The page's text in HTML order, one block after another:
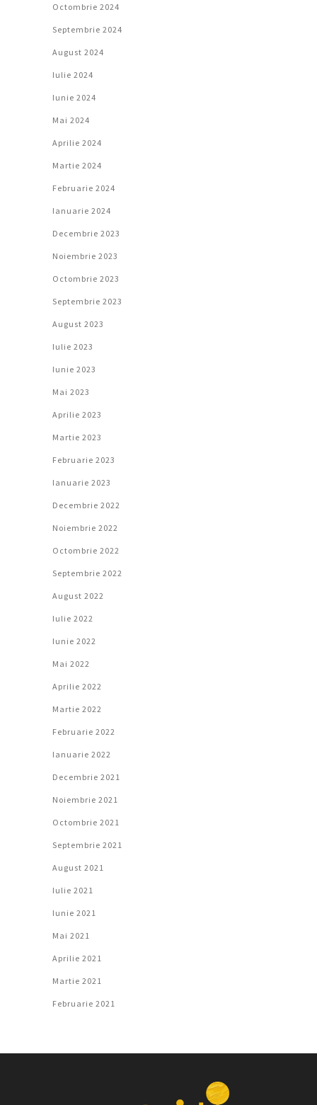
Octombrie 2024
Septembrie 2024
August 2024
Iulie 2024
Iunie 2024
Mai 2024
Aprilie 2024
Martie 2024
Februarie 2024
Ianuarie 2024
Decembrie 2023
Noiembrie 2023
Octombrie 2023
Septembrie 2023
August 2023
Iulie 2023
Iunie 2023
Mai 2023
Aprilie 2023
Martie 2023
Februarie 2023
Ianuarie 2023
Decembrie 2022
Noiembrie 2022
Octombrie 2022
Septembrie 2022
August 2022
Iulie 2022
Iunie 2022
Mai 2022
Aprilie 2022
Martie 2022
Februarie 2022
Ianuarie 2022
Decembrie 2021
Noiembrie 2021
Octombrie 2021
Septembrie 2021
August 2021
Iulie 2021
Iunie 2021
Mai 2021
Aprilie 2021
Martie 2021
Februarie 2021